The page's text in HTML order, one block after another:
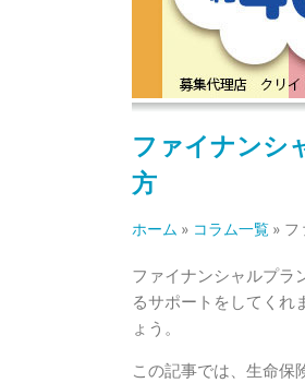
ファイナンシ
方
ホーム » コラム一覧 » フ
ファイナンシャルプラ
るサポートをしてくれ
ょう。
この記事では、生命保